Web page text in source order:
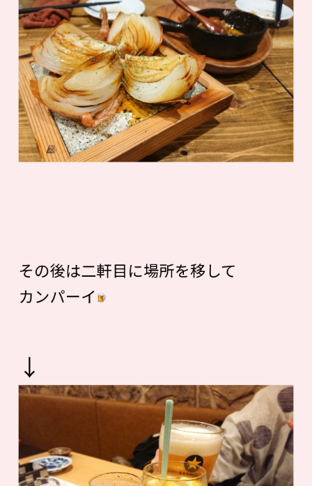
その後は二軒目に場所を移して
カンパーイ
↓